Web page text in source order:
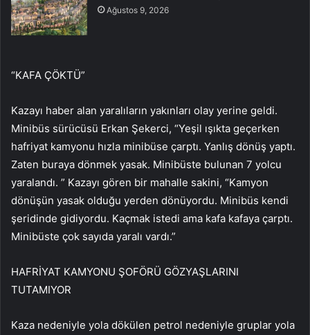
Ağustos 9, 2026
“KAFA ÇÖKTÜ”
Kazayı haber alan yaralıların yakınları olay yerine geldi.
Minibüs sürücüsü Erkan Şekerci, “Yeşil ışıkta geçerken
hafriyat kamyonu hızla minibüse çarptı. Yanlış dönüş yaptı.
Zaten buraya dönmek yasak. Minibüste bulunan 7 yolcu
yaralandı. ” Kazayı gören bir mahalle sakini, “Kamyon
dönüşün yasak olduğu yerden dönüyordu. Minibüs kendi
şeridinde gidiyordu. Kaçmak istedi ama kafa kafaya çarptı.
Minibüste çok sayıda yaralı vardı.”
HAFRİYAT KAMYONU ŞOFÖRÜ GÖZYAŞLARINI
TUTAMIYOR
Kaza nedeniyle yola dökülen petrol nedeniyle gruplar yola